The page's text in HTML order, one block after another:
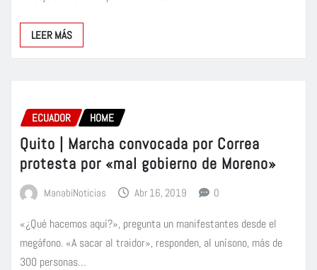
LEER MÁS
ECUADOR HOME
Quito | Marcha convocada por Correa
protesta por «mal gobierno de Moreno»
ManabiNoticias Abr 16, 2019 0
«¿Qué hacemos aquí?», pregunta un manifestantes desde el
megáfono. «A sacar al traidor», responden, al unísono, más de
300 personas…